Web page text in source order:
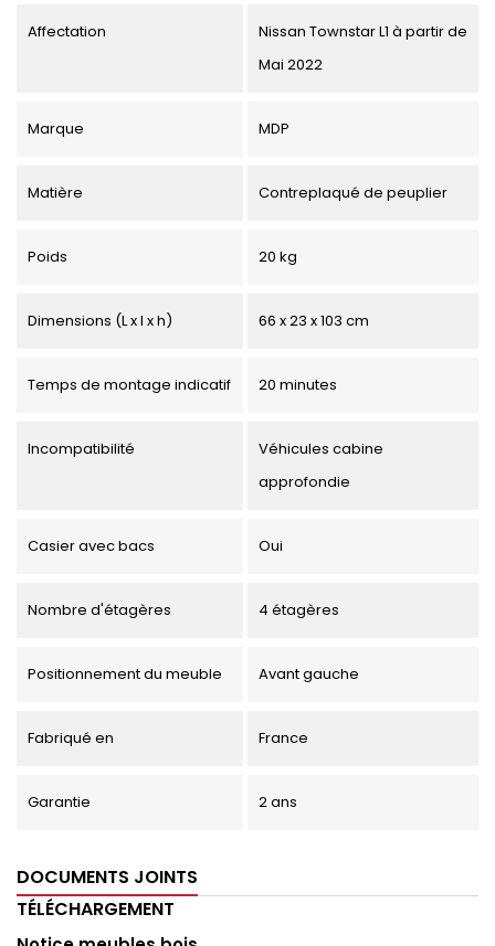
Affectation
Nissan Townstar L1 à partir de
Mai 2022
Marque MDP
Matière Contreplaqué de peuplier
Poids 20 kg
Dimensions (L x l x h) 66 x 23 x 103 cm
Temps de montage indicatif 20 minutes
Incompatibilité
Véhicules cabine
approfondie
Casier avec bacs Oui
Nombre d'étagères 4 étagères
Positionnement du meuble Avant gauche
Fabriqué en France
Garantie 2 ans
DOCUMENTS JOINTS
TÉLÉCHARGEMENT